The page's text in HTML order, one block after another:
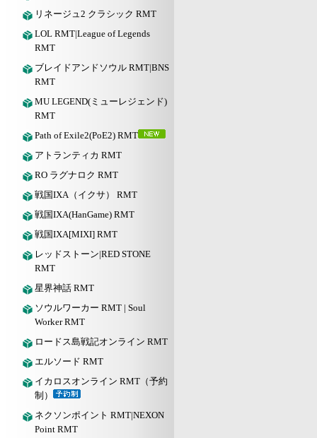
リネージュ2 クラシック RMT
LOL RMT|League of Legends
RMT
ブレイドアンドソウル RMT|BNS
RMT
MU LEGEND(ミューレジェンド)
RMT
Path of Exile2(PoE2) RMT
アトランティカ RMT
RO ラグナロク RMT
戦国IXA（イクサ） RMT
戦国IXA(HanGame) RMT
戦国IXA[MIXI] RMT
レッドストーン|RED STONE
RMT
星界神話 RMT
ソウルワーカー RMT | Soul
Worker RMT
ロードス島戦記オンライン RMT
エルソード RMT
イカロスオンライン RMT（予約
制）
ネクソンポイント RMT|NEXON
Point RMT